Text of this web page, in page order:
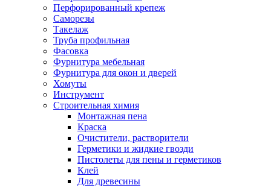
Перфорированный крепеж
Саморезы
Такелаж
Труба профильная
Фасовка
Фурнитура мебельная
Фурнитура для окон и дверей
Хомуты
Инструмент
Строительная химия
Монтажная пена
Краска
Очистители, растворители
Герметики и жидкие гвозди
Пистолеты для пены и герметиков
Клей
Для древесины